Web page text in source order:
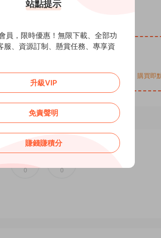
url參數即可。
來信通知Email: support@addprofans.com。購買即
轉載請注明出處。
0 0
站點提示
員，限時優惠！無限下載、全部功
服、資源訂制、懸賞任務、專享資
升級VIP
免責聲明
賺錢賺積分